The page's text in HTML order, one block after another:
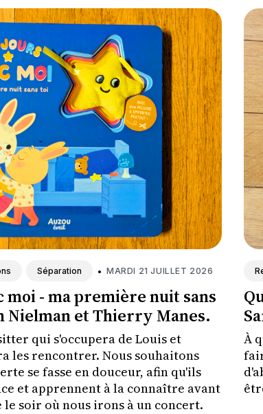
Séparation • MARDI 21 JUILLET 2026
moi - ma première nuit sans
Nielman et Thierry Manes.
qui s'occupera de Louis et
les rencontrer. Nous souhaitons
se fasse en douceur, afin qu'ils
et apprennent à la connaître avant
le soir où nous irons à un concert.
À